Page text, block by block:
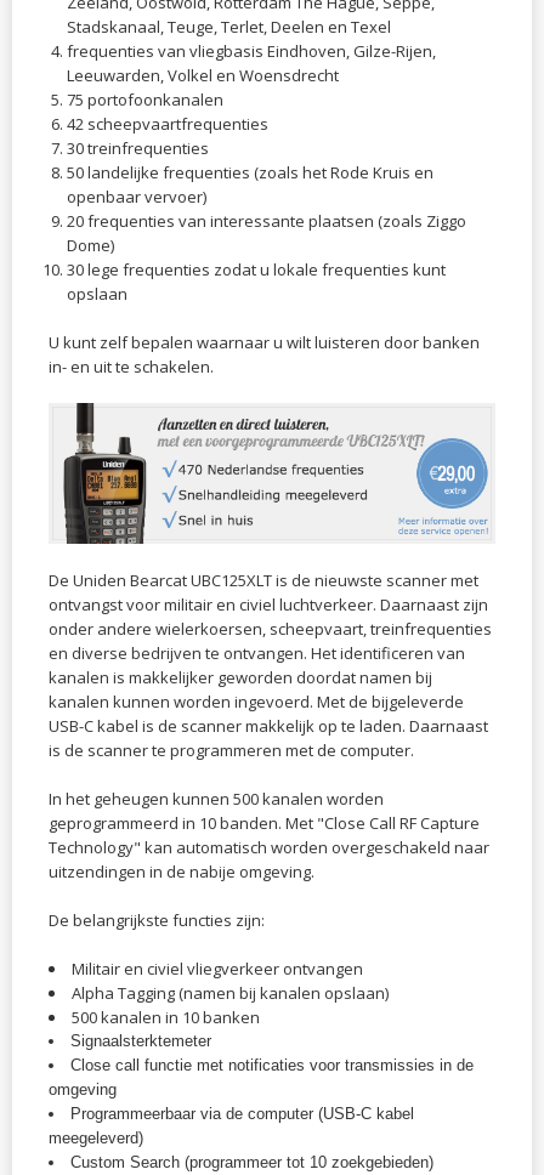
Stadskanaal, Teuge, Terlet, Deelen en Texel
frequenties van vliegbasis Eindhoven, Gilze-Rijen,
Leeuwarden, Volkel en Woensdrecht
75 portofoonkanalen
42 scheepvaartfrequenties
30 treinfrequenties
50 landelijke frequenties (zoals het Rode Kruis en
openbaar vervoer)
20 frequenties van interessante plaatsen (zoals Ziggo
Dome)
30 lege frequenties zodat u lokale frequenties kunt
opslaan
U kunt zelf bepalen waarnaar u wilt luisteren door banken
in- en uit te schakelen.
De Uniden Bearcat UBC125XLT is de nieuwste scanner met
ontvangst voor militair en civiel luchtverkeer. Daarnaast zijn
onder andere wielerkoersen, scheepvaart,treinfrequenties
en diverse bedrijven te ontvangen. Het identificeren van
kanalen is makkelijker geworden doordat namen bij
kanalen kunnen worden ingevoerd. Met de bijgeleverde
USB-C kabel is de scanner makkelijk op te laden. Daarnaast
is de scanner te programmeren met de computer.
In het geheugen kunnen 500 kanalen worden
geprogrammeerd in 10 banden. Met "Close Call RF Capture
Technology" kan automatisch worden overgeschakeld naar
uitzendingen in de nabije omgeving.
De belangrijkste functies zijn:
Militair en civiel vliegverkeer ontvangen
Alpha Tagging (namen bij kanalen opslaan)
500 kanalen in 10 banken
Signaalsterktemeter
Close call functie met notificaties voor transmissies in de
omgeving
Programmeerbaar via de computer (USB-C kabel
meegeleverd)
Custom Search (programmeer tot 10 zoekgebieden)